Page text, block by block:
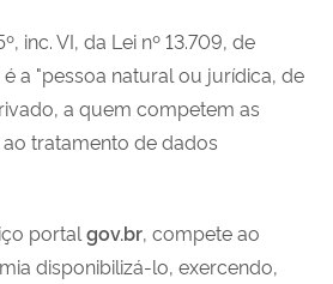
inc. VI, da Lei nº 13.709, de
a "pessoa natural ou jurídica, de
a quem competem as
tratamento de dados
portal gov.br, compete ao
disponibilizá-lo, exercendo,